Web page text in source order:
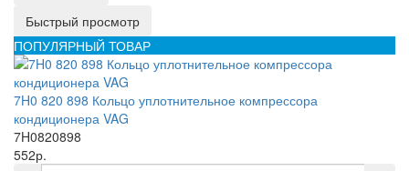
Быстрый просмотр
ПОПУЛЯРНЫЙ ТОВАР
7H0 820 898 Кольцо уплотнительное компрессора
кондиционера VAG
7H0820898
552р.